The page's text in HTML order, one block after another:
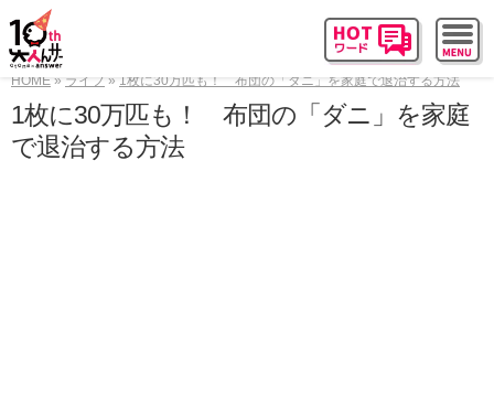
HOME ライフ 1枚に30万匹も！ 布団の「ダニ」を家庭で退治する方法
1枚に30万匹も！ 布団の「ダニ」を家庭
で退治する方法